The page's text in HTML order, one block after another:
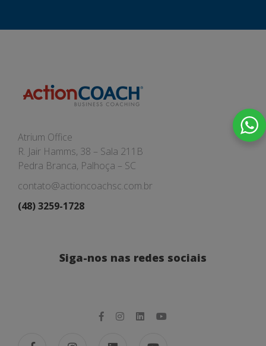
Atrium Office
R. Jair Hamms, 38 – Sala 211B
Pedra Branca, Palhoça – SC
contato@actioncoachsc.com.br
(48) 3259-1728
Siga-nos nas redes sociais